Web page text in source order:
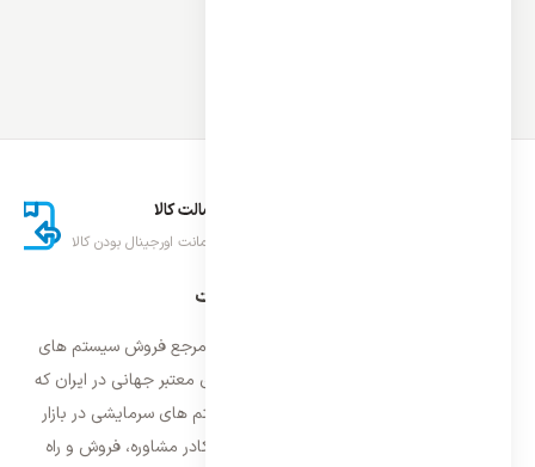
اصالت کالا
ضمانت اورجینال بودن کالا
درباره ایران اسپلیت
فروشگاه ایران اسپلیت اولین و معتمد ترین مرجع فروش سیستم های
تهویه مطبوع و سرمایشی وارداتی با برند های معتبر جهانی در ایران که
فعالیت خود را از سال ۱۳۸۷ با فروش سیستم های سرمایشی در بازار
تهران شروع و از سال ۱۳۹۵ با بهره گیری از کادر مشاوره، فروش و راه